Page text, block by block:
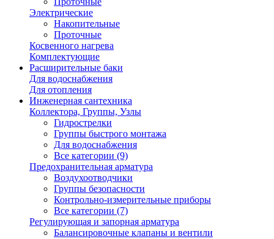
Электрические
Накопительные
Проточные
Косвенного нагрева
Комплектующие
Расширительные баки
Для водоснабжения
Для отопления
Инженерная сантехника
Коллектора, Группы, Узлы
Гидрострелки
Группы быстрого монтажа
Для водоснабжения
Все категории (9)
Предохранительная арматура
Воздухоотводчики
Группы безопасности
Контрольно-измерительные приборы
Все категории (7)
Регулирующая и запорная арматура
Балансировочные клапаны и вентили